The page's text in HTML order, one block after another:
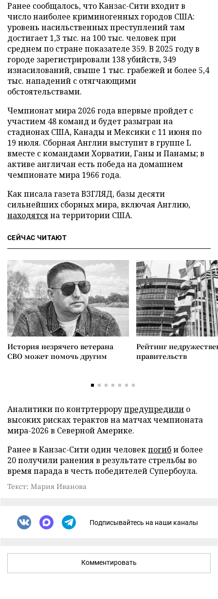
Ранее сообщалось, что Канзас-Сити входит в
число наиболее криминогенных городов США:
уровень насильственных преступлений там
достигает 1,3 тыс. на 100 тыс. человек при
среднем по стране показателе 359. В 2025 году в
городе зарегистрировали 138 убийств, 349
изнасилований, свыше 1 тыс. грабежей и более 5,4
тыс. нападений с отягчающими
обстоятельствами.
Чемпионат мира 2026 года впервые пройдет с
участием 48 команд и будет разыгран на
стадионах США, Канады и Мексики с 11 июня по
19 июля. Сборная Англии выступит в группе L
вместе с командами Хорватии, Ганы и Панамы; в
активе англичан есть победа на домашнем
чемпионате мира 1966 года.
Как писала газета ВЗГЛЯД, базы десяти
сильнейших сборных мира, включая Англию,
находятсяна территории США.
СЕЙЧАС ЧИТАЮТ
История незрячего ветерана
СВО может помочь другим
Рейтинг
правительств
Аналитики по контртеррорупредупредили о
высоких рисках терактов на матчах чемпионата
мира-2026 в Северной Америке.
Ранее в Канзас-Сити один человекпогиби более
20 получили ранения в результате стрельбы во
время парада в честь победителей Супербоула.
Текст: Мария Иванова
Подписывайтесь на наши каналы
Комментировать